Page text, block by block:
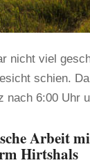
nicht viel
schien.
nach 6:00 Uhr
Arbeit
Hirtshals